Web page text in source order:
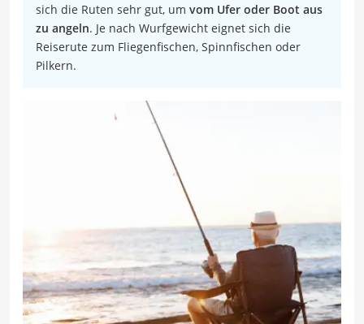
sich die Ruten sehr gut, um vom Ufer oder Boot aus
zu angeln. Je nach Wurfgewicht eignet sich die
Reiserute zum Fliegenfischen, Spinnfischen oder
Pilkern.